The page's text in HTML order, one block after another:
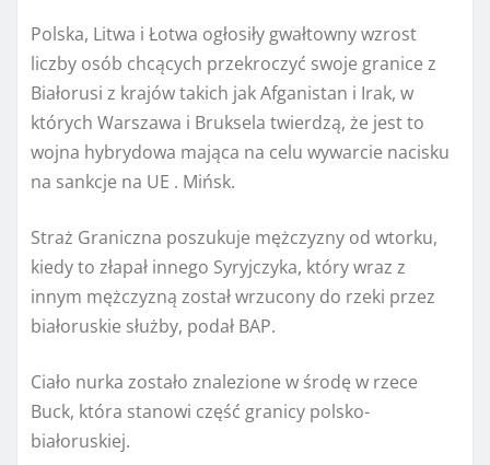
Polska, Litwa i Łotwa ogłosiły gwałtowny wzrost
liczby osób chcących przekroczyć swoje granice z
Białorusi z krajów takich jak Afganistan i Irak, w
których Warszawa i Bruksela twierdzą, że jest to
wojna hybrydowa mająca na celu wywarcie nacisku
na sankcje na UE . Mińsk.
Straż Graniczna poszukuje mężczyzny od wtorku,
kiedy to złapał innego Syryjczyka, który wraz z
innym mężczyzną został wrzucony do rzeki przez
białoruskie służby, podał BAP.
Ciało nurka zostało znalezione w środę w rzece
Buck, która stanowi część granicy polsko-
białoruskiej.